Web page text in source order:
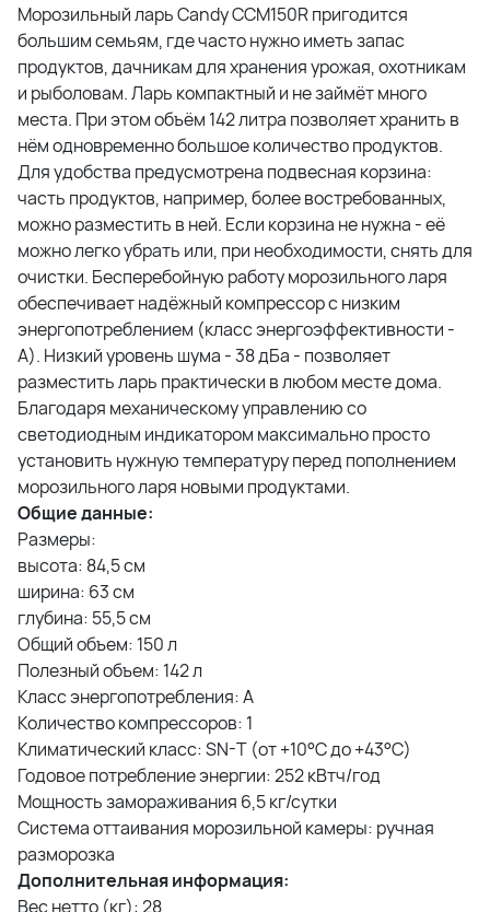
Морозильный ларь Candy CCM150R пригодится
большим семьям, где часто нужно иметь запас
продуктов, дачникам для хранения урожая, охотникам
и рыболовам. Ларь компактный и не займёт много
места. При этом объём 142 литра позволяет хранить в
нём одновременно большое количество продуктов.
Для удобства предусмотрена подвесная корзина:
часть продуктов, например, более востребованных,
можно разместить в ней. Если корзина не нужна - её
можно легко убрать или, при необходимости, снять для
очистки. Бесперебойную работу морозильного ларя
обеспечивает надёжный компрессор с низким
энергопотреблением (класс энергоэффективности -
А). Низкий уровень шума - 38 дБа - позволяет
разместить ларь практически в любом месте дома.
Благодаря механическому управлению со
светодиодным индикатором максимально просто
установить нужную температуру перед пополнением
морозильного ларя новыми продуктами.
Общие данные:
Размеры:
высота: 84,5 см
ширина: 63 см
глубина: 55,5 см
Общий объем: 150 л
Полезный объем: 142 л
Класс энергопотребления: A
Количество компрессоров: 1
Климатический класс: SN-T (от +10°С до +43°С)
Годовое потребление энергии: 252 кВтч/год
Мощность замораживания 6,5 кг/сутки
Система оттаивания морозильной камеры: ручная
разморозка
Дополнительная информация:
Вес нетто (кг): 28